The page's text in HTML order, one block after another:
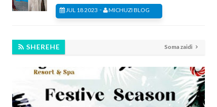
JUL 18 2023 - MICHUZI BLOG
SHEREHE Soma zaidi